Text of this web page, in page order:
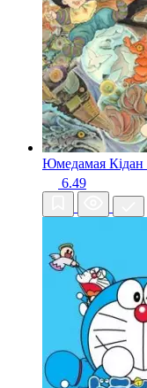
Юмедамая Кідан
6.49